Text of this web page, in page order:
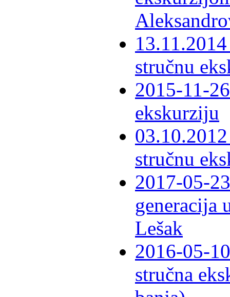
stručnu
2015-11-
ekskurziju
stručnu
2017-05-
generacija
Lešak
2016-05-
stručna